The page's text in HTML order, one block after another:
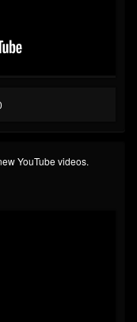
YouTube videos.